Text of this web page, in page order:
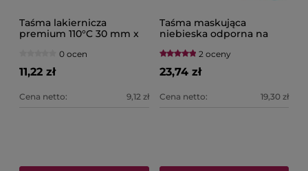
Taśma lakiernicza
premium 110°C 30 mm x
0 ocen
11,22 zł
Cena netto: 9,12 zł
Taśma maskująca
niebieska odporna na
Scotch 30 mm x 50 m 3M
3434 07893
2 oceny
23,74 zł
Cena netto: 19,30 zł